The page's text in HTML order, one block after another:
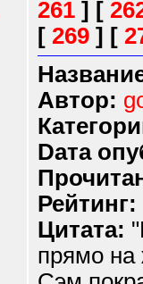
261 ] [
[ 269 ] [
Автор:
Dата
Рейтинг:
Цитата:
прямо на